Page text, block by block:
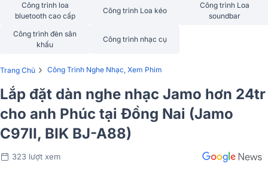
Công trình loa
bluetooth cao cấp
Công trình Loa kéo
Công trình Loa
soundbar
Công trình đèn sân
khấu
Công trình nhạc cụ
Trang Chủ › Công Trình Nghe Nhạc, Xem Phim
Lắp đặt dàn nghe nhạc Jamo hơn 24tr
cho anh Phúc tại Đồng Nai (Jamo
C97II, BIK BJ-A88)
323 lượt xem